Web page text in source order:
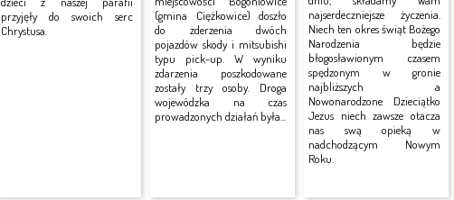
przyjęły do swoich serc
Chrystusa.
(gmina Ciężkowice) doszło
do zderzenia dwóch
pojazdów skody i mitsubishi
typu pick-up. W wyniku
zdarzenia poszkodowane
zostały trzy osoby. Droga
wojewódzka na czas
prowadzonych działań była...
najserdeczniejsze życzenia.
Niech ten okres świąt Bożego
Narodzenia będzie
błogosławionym czasem
spędzonym w gronie
najbliższych a
Nowonarodzone Dzieciątko
Jezus niech zawsze otacza
nas swą opieką w
nadchodzącym Nowym
Roku.